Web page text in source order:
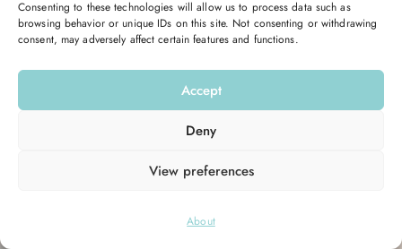
Consenting to these technologies will allow us to process data such as
browsing behavior or unique IDs on this site. Not consenting or withdrawing
consent, may adversely affect certain features and functions.
Accept
Deny
View preferences
About
Vous n’avez pas de compte ? S’inscrire maintenant
Hello Good Shape
hormonal et votre énergie.
Entrez votre email ici pour commencer :